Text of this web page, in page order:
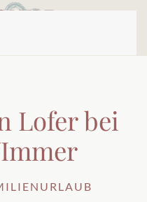
Lofer bei